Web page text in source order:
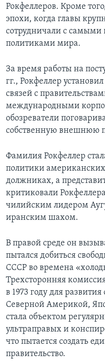
Рокфеллеров. Кроме
эпохи, когда главы
сотрудничали с
политиками мира.
За время работы на
гг., Рокфеллер
связей с
международными
обозреватели
собственную внешнюю
Фамилия Рокфеллер
политики
должниках, а
критиковали
чилийским лидером
иранским шахом.
В правой среде он
пытался добиться
СССР во времена
Трехсторонняя
в 1973 году для
Северной Америкой,
стала объектом
ультраправых и
что пытается создать
правительство.